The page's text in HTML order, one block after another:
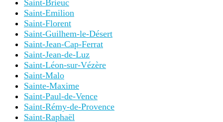
Saint-Brieuc
Saint-Emilion
Saint-Florent
Saint-Guilhem-le-Désert
Saint-Jean-Cap-Ferrat
Saint-Jean-de-Luz
Saint-Léon-sur-Vézère
Saint-Malo
Sainte-Maxime
Saint-Paul-de-Vence
Saint-Rémy-de-Provence
Saint-Raphaël